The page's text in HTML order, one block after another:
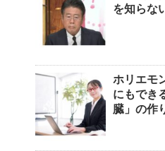
を知らな
ホリエモ
にもでき
臓」の作